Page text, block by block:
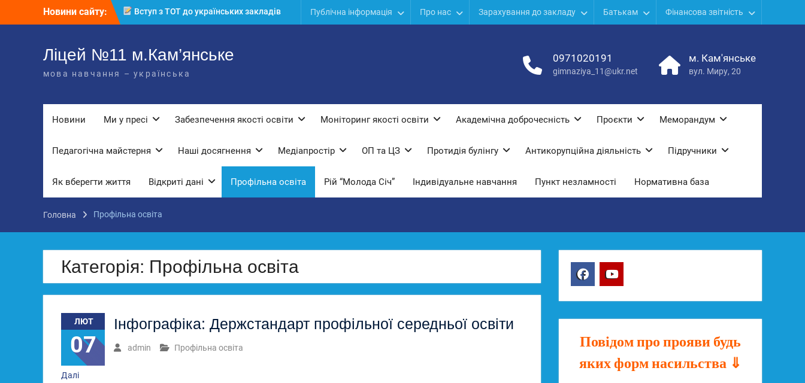
Новини сайту:
Вступ з ТОТ до українських закладів
освіти: міф чи правда? Перевірте свої
КЗ «Ліцей №11» запрошує до своєї
команди!
3 страхи, які найчастіше заважають
Публічна інформація Про нас Зарахування до закладу Батькам Фінансова звітність
Ліцей №11 м.Кам’янське
мова навчання – українська
0971020191
gimnaziya_11@ukr.net
м. Кам'янське
вул. Миру, 20
Новини Ми у пресі Забезпечення якості освіти Моніторинг якості освіти Академічна доброчесність Проєкти Меморандум
Педагогічна майстерня Наші досягнення Медіапростір ОП та ЦЗ Протидiя булiнгу Антикорупційна діяльність Підручники
Як вберегти життя Відкриті дані Профільна освіта Рій “Молода Січ” Індивідуальне навчання Пункт незламності Нормативна база
Головна Профільна освіта
Категорія: Профільна освіта
ЛЮТ
07
Інфографіка: Держстандарт профільної середньої освіти
admin Профільна освіта
Далі
Повідом про прояви будь
яких форм насильства ⇓